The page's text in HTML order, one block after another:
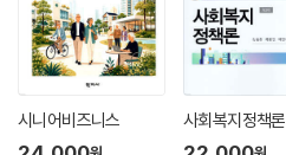
시니어비즈니스 사회복지정책론